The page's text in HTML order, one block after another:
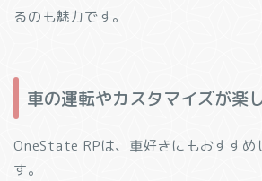
るのも魅力です。
車の運転やカスタマイズが楽
OneState RPは、車好きにもおすすめ
す。